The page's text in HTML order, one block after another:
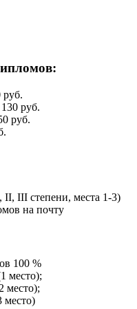
руб.
руб.
руб.
II, III степени, места 1-3)
на почту
100 %
место);
место);
место)